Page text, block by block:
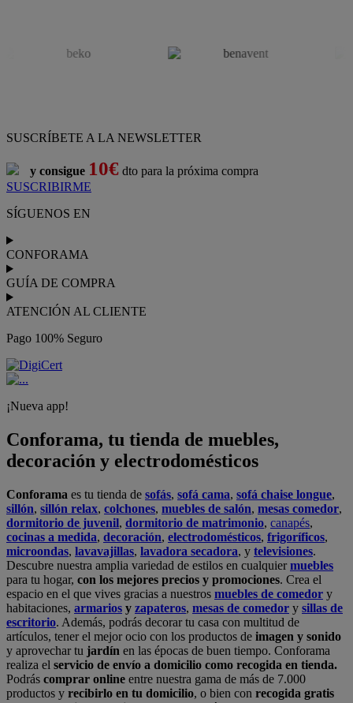
SUSCRÍBETE A LA NEWSLETTER
y consigue 10€ dto para la próxima compra
SUSCRIBIRME
SÍGUENOS EN
CONFORAMA
GUÍA DE COMPRA
ATENCIÓN AL CLIENTE
Pago 100% Seguro
¡Nueva app!
Conforama, tu tienda de muebles,
decoración y electrodomésticos
Conforama es tu tienda de sofás, sofá cama, sofá chaise longue,
sillón, sillón relax, colchones, muebles de salón, mesas comedor,
dormitorio de juvenil, dormitorio de matrimonio, canapés,
cocinas a medida, decoración, electrodomésticos, frigoríficos,
microondas, lavavajillas, lavadora secadora, y televisiones.
Descubre nuestra amplia variedad de estilos en cualquiermuebles
para tu hogar, con los mejores precios y promociones. Crea el
espacio en el que vives gracias a nuestros muebles de comedor y
habitaciones, armarios y zapateros, mesas de comedor y sillas de
escritorio. Además, podrás decorar tu casa con multitud de
artículos, tener el mejor ocio con los productos de imagen y sonido
y aprovechar tu jardín en las épocas de buen tiempo. Conforama
realiza el servicio de envío a domicilio como recogida en tienda.
Podrás comprar online entre nuestra gama de más de 7.000
productos y recibirlo en tu domicilio, o bien con recogida gratis